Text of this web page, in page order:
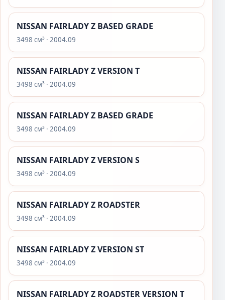
NISSAN FAIRLADY Z BASED GRADE
3498 см³ · 2004.09
NISSAN FAIRLADY Z VERSION T
3498 см³ · 2004.09
NISSAN FAIRLADY Z BASED GRADE
3498 см³ · 2004.09
NISSAN FAIRLADY Z VERSION S
3498 см³ · 2004.09
NISSAN FAIRLADY Z ROADSTER
3498 см³ · 2004.09
NISSAN FAIRLADY Z VERSION ST
3498 см³ · 2004.09
NISSAN FAIRLADY Z ROADSTER VERSION T